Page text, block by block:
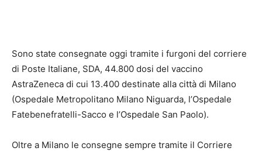
Sono state consegnate oggi tramite i furgoni del corriere
di Poste Italiane, SDA, 44.800 dosi del vaccino
AstraZeneca di cui 13.400 destinate alla città di Milano
(Ospedale Metropolitano Milano Niguarda, l’Ospedale
Fatebenefratelli-Sacco e l’Ospedale San Paolo).
Oltre a Milano le consegne sempre tramite il Corriere